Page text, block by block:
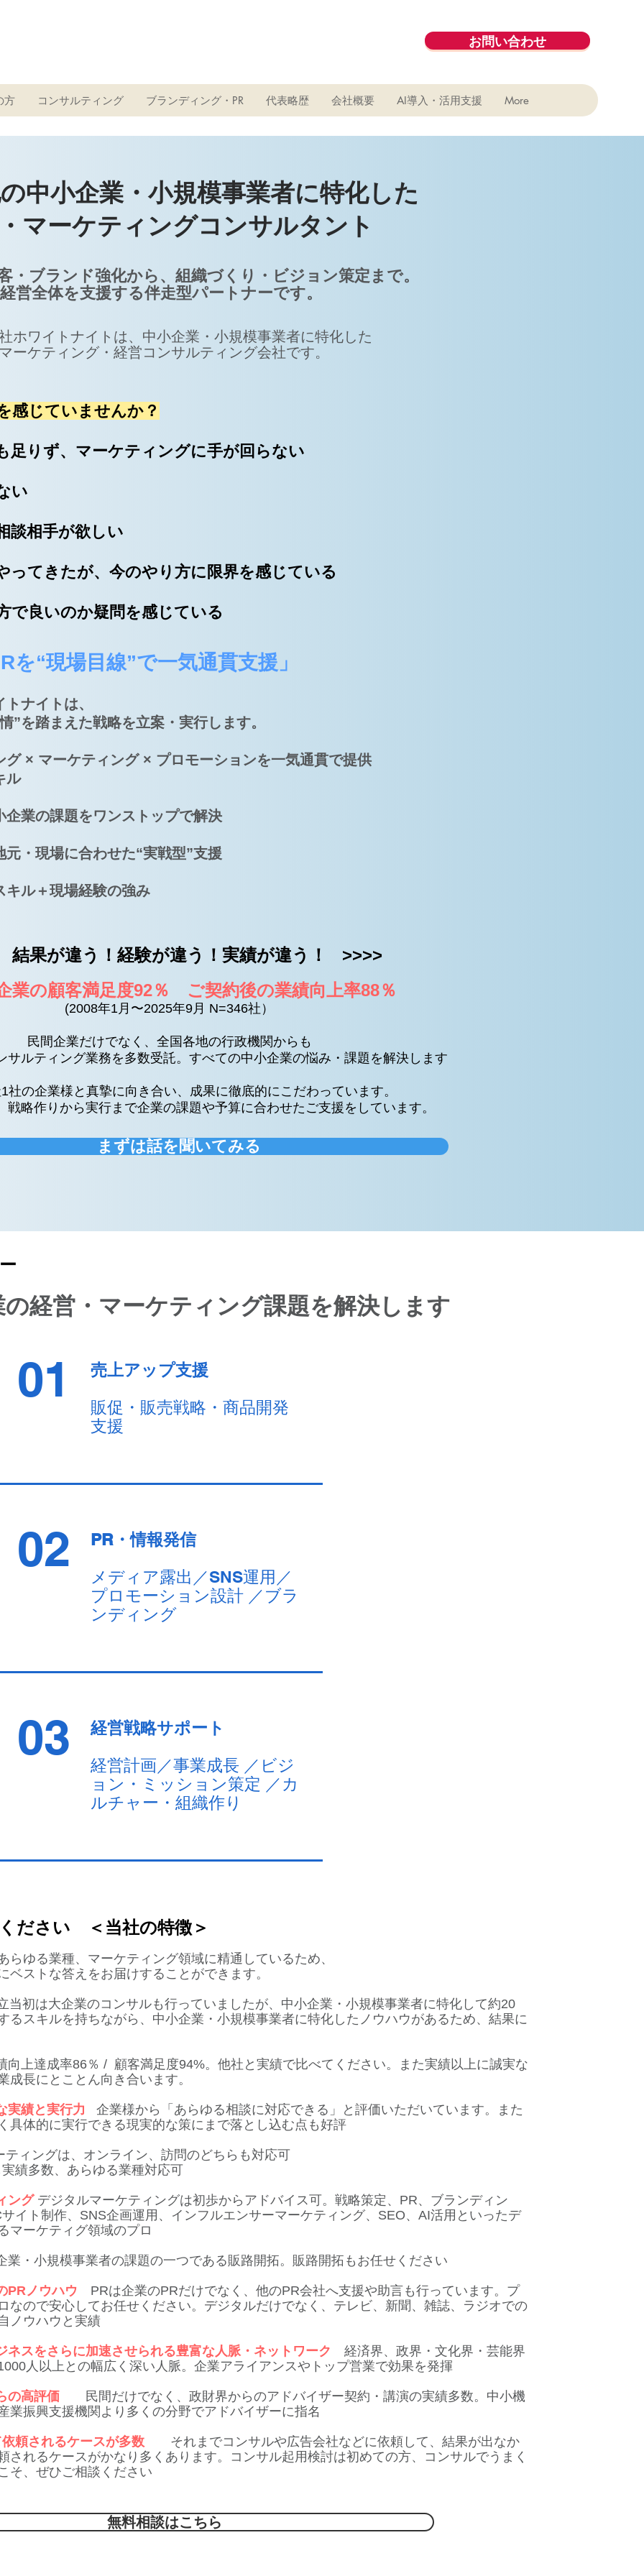
お問い合わせ
方 コンサルティング ブランディング・PR 代表略歴 会社概要 AI導入・活用支援 More
中小企業・小規模事業者に特化した
マーケティングコンサルタント
・ブランド強化から、組織づくり・ビジョン策定まで。
経営全体を支援する伴走型パートナーです。
ホワイトナイトは、中小企業・小規模事業者に特化した
ーケティング・経営コンサルティング会社です。
感じていませんか？
足りず、マーケティングに手が回らない
い
談相手が欲しい
ってきたが、今のやり方に限界を感じている
で良いのか疑問を感じている
を“現場目線”で一気通貫支援」
ナイトは、
”を踏まえた戦略を立案・実行します。
グ × マーケティング × プロモーションを一気通貫で提供
ル
企業の課題をワンストップで解決
元・現場に合わせた“実戦型”支援
キル＋現場経験の強み
結果が違う！経験が違う！実績が違う！ >>>>
業の顧客満足度92％ ご契約後の業績向上率88％
(2008年1月〜2025年9月 N=346社）
民間企業だけでなく、全国各地の行政機関からも
サルティング業務を多数受託。すべての​中小企業の悩み・課題を解決します
社の企業様と真摯に向き合い、成果に徹底的にこだわっています。
戦略作りから実行まで企業の課題や予算に合わせたご支援をしています。
まずは話を聞いてみる
の経営・マーケティング課題を解決します
01
売上アップ支援
販促・販売戦略・商品開発
支援
02
PR・情報発信
メディア露出／SNS運用／
プロモーション設計 ／ブラ
ンディング
03
経営戦略サポート
経営計画／事業成長 ／ビジ
ョン・ミッション策定 ／カ
ルチャー・組織作り
ださい ＜ 当社の特徴＞
らゆる業種、マーケティング領域に精通しているため、
ベストな答えをお届けすることができます。​
初は大企業のコンサルも行っていましたが、中小企業・小規模事業者に特化して約20
るスキルを持ちながら、中小企業・小規模事業者に特化したノウハウがあるため、結果に
上達成率​86％ / 顧客満足度94%。他社と実績で比べてください。また実績以上に誠実な
成長にとことん向き合います。​​
実績と実行力 企業様から「あらゆる相談に対応できる」と評価いただいています。また
具体的に実行できる現実的な策にまで落とし込む点も好評
ィングは、オンライン、訪問のどちらも対応可
多数、あらゆる業種対応可
ングデジタルマーケティングは初歩からアドバイス可。戦略策定、PR、ブランディン
イト制作、SNS企画運用、インフルエンサーマーケティング、SEO、AI活用といったデ
マーケティグ領域のプロ
・小規模事業者の課題の一つである販路開拓。販路開拓もお任せください
PRノウハウ PRは企業のPRだけでなく、他のPR会社へ支援や助言も行っています。プ
なので安心してお任せください。デジタルだけでなく、テレビ、新聞、雑誌、ラジオでの
ノウハウと実績
ネスをさらに加速させられる豊富な人脈・ネットワーク 経済界、政界・文化界・芸能界
人以上との幅広く深い人脈。企業アライアンスやトップ営業で効果を発揮
の高評価 民間だけでなく、政財界からのアドバイザー契約・講演の実績多数。中小機
業振興支援機関より多くの分野でアドバイザーに指名
頼されるケースが多数 それまでコンサルや広告会社などに依頼して、結果が出なか
されるケースがかなり多くあります。コンサル起用検討は初めての方、コンサルでうまく
そ、ぜひご相談ください
無料相談はこちら